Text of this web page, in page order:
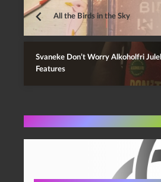
All the Birds in the Sky
Svaneke Don’t Worry Alkoholfri
Features